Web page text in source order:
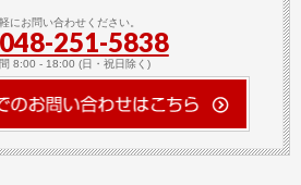
にお問い合わせください。
048-251-5838
8:00 - 18:00 (日・祝日除く)